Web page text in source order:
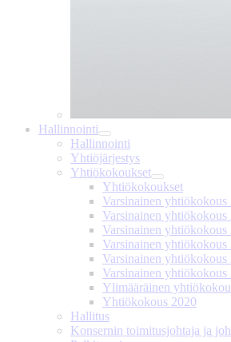
Hallinnointi
Hallinnointi
Yhtiöjärjestys
Yhtiökokoukset
Yhtiökokoukset
Varsinainen yhtiökokous
Varsinainen yhtiökokous
Varsinainen yhtiökokous
Varsinainen yhtiökokous
Varsinainen yhtiökokous
Varsinainen yhtiökokous
Ylimääräinen
Yhtiökokous 2020
Hallitus
Konsernin toimitusjohtaja ja